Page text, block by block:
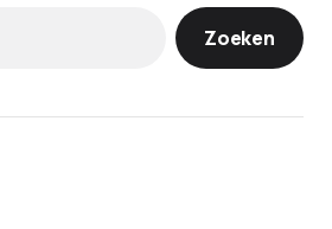
Zoeken